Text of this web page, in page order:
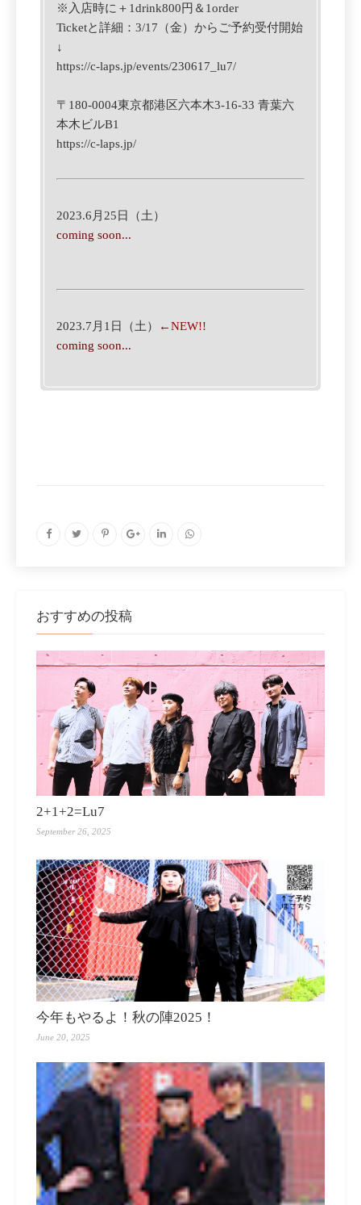
※入店時に＋1drink800円＆1order
Ticketと詳細：3/17（金）からご予約受付開始
↓
https://c-laps.jp/events/230617_lu7/
〒180-0004東京都港区六本木3-16-33 青葉六
本木ビルB1
https://c-laps.jp/
2023.6月25日（土）
coming soon...
2023.7月1日（土）
←NEW!!
coming soon...
おすすめの投稿
2+1+2=Lu7
September 26, 2025
今年もやるよ！秋の陣2025！
June 20, 2025